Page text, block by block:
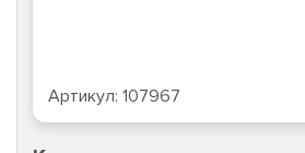
Артикул: 107967